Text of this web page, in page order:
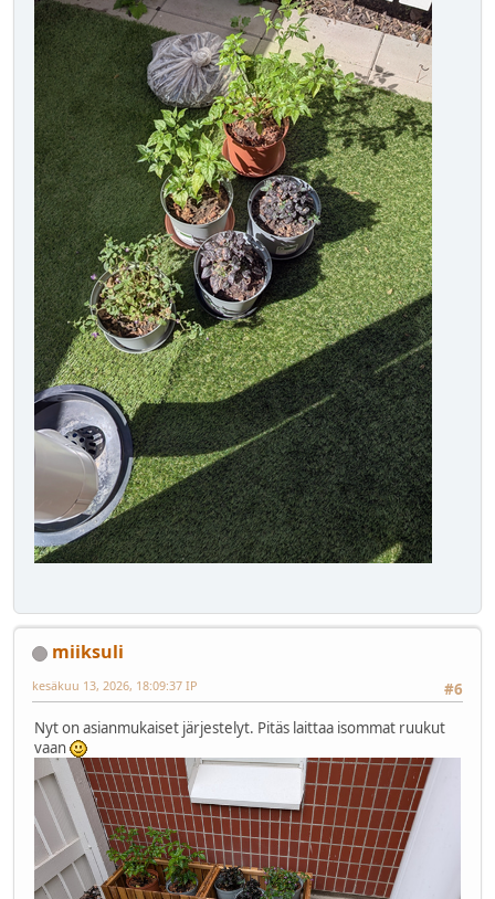
miiksuli
#6
kesäkuu 13, 2026, 18:09:37 IP
Nyt on asianmukaiset järjestelyt. Pitäs laittaa isommat ruukut
vaan